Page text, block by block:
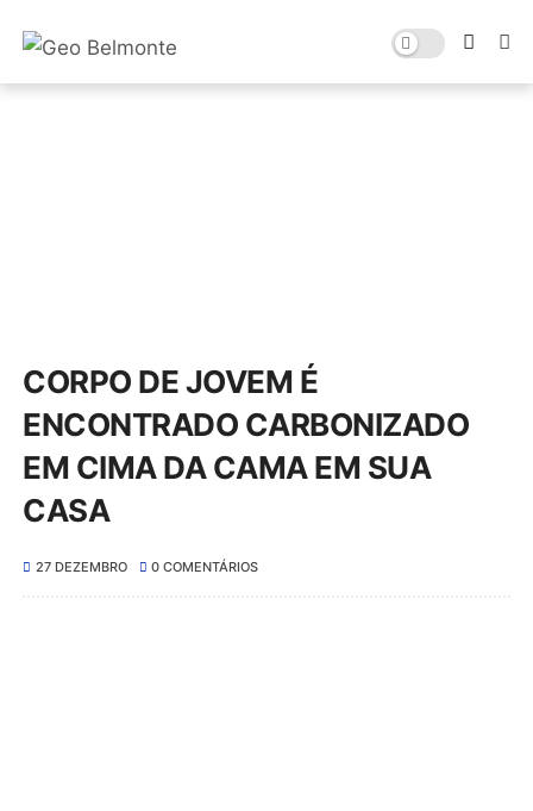
CORPO DE JOVEM É
ENCONTRADO CARBONIZADO
EM CIMA DA CAMA EM SUA
CASA
27 DEZEMBRO 0 COMENTÁRIOS